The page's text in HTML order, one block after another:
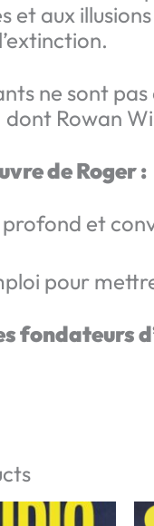
et aux
ne sont
Rowan
de Roger :
profond et
pour
fondateurs